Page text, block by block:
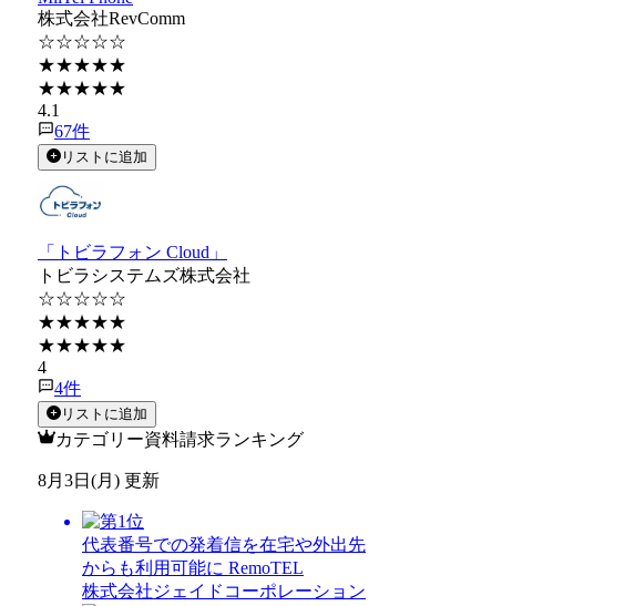
株式会社RevComm
☆☆☆☆☆
★★★★★
★★★★★
4.1
67件
リストに追加
「トビラフォン Cloud」
トビラシステムズ株式会社
☆☆☆☆☆
★★★★★
★★★★★
4
4件
リストに追加
カテゴリー資料請求ランキング
8月3日(月) 更新
代表番号での発着信を在宅や外出先
からも利用可能に RemoTEL
株式会社ジェイドコーポレーション